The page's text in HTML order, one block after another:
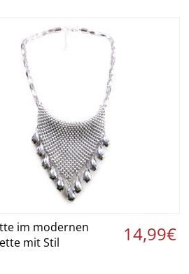
Details ansehen ›
im modernen
mit Stil
14,99€